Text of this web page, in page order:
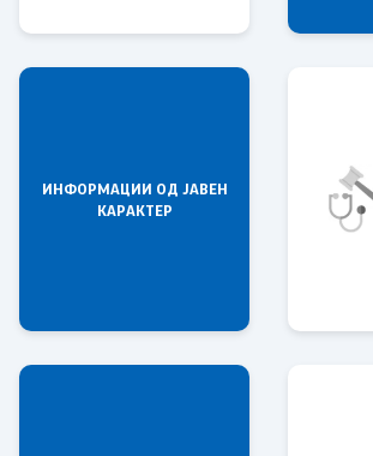
ИНФОРМАЦИИ ОД ЈАВЕН
КАРАКТЕР